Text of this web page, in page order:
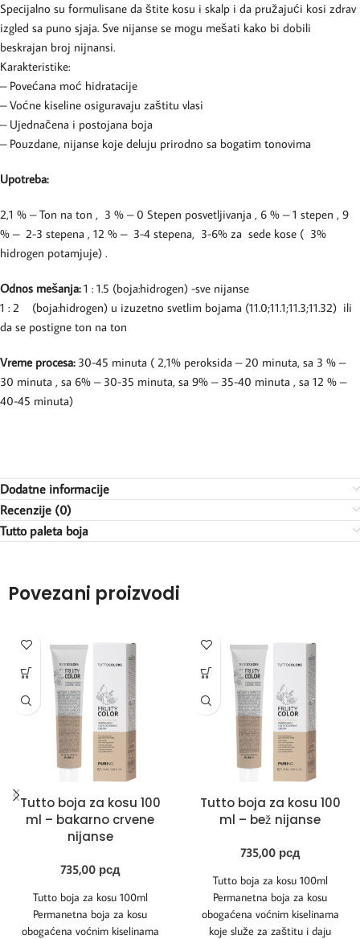
Specijalno su formulisane da štite kosu i skalp i da pružajući kosi zdrav
izgled sa puno sjaja. Sve nijanse se mogu mešati kako bi dobili
beskrajan broj nijnansi.
Karakteristike:
– Povećana moć hidratacije
– Voćne kiseline osiguravaju zaštitu vlasi
– Ujednačena i postojana boja
– Pouzdane, nijanse koje deluju prirodno sa bogatim tonovima
Upotreba:
2,1 % – Ton na ton , 3 % – 0 Stepen posvetljivanja , 6 % – 1 stepen , 9
% – 2-3 stepena , 12 % – 3-4 stepena, 3-6% za sede kose ( 3%
hidrogen potamjuje) .
Odnos mešanja:1 : 1.5 (boja:hidrogen) -sve nijanse
1 : 2 (boja:hidrogen) u izuzetno svetlim bojama (11.0;11.1;11.3;11.32) ili
da se postigne ton na ton
Vreme procesa:30-45 minuta ( 2,1% peroksida – 20 minuta, sa 3 % –
30 minuta , sa 6% – 30-35 minuta, sa 9% – 35-40 minuta , sa 12 % –
40-45 minuta)
Dodatne informacije
Recenzije (0)
Tutto paleta boja
Povezani proizvodi
Tutto boja za kosu 100
ml – bakarno crvene
nijanse
735,00 рсд
Tutto boja za kosu 100ml
Permanetna boja za kosu
obogaćena voćnim kiselinama
Tutto boja za kosu 100
ml – bež nijanse
735,00 рсд
Tutto boja za kosu 100ml
Permanetna boja za kosu
obogaćena voćnim kiselinama
koje služe za zaštitu i daju